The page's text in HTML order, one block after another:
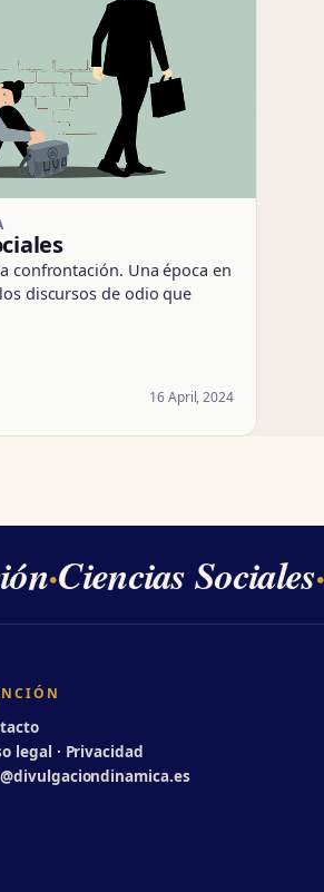
confrontación. Una época en
discursos de odio que
16 April, 2024
·Ciencias Sociales·
legal · Privacidad